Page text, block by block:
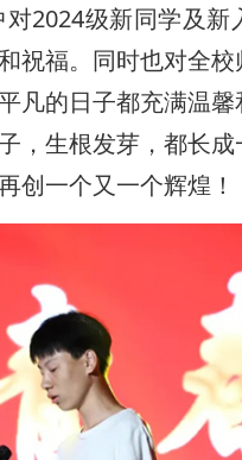
2024级新同学及新
祝福。同时也对全
凡的日子都充满温
，生根发芽，都长成
创一个又一个辉煌！